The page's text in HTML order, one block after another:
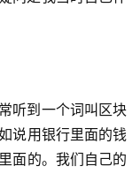
听到一个词叫区块
说用银行里面的钱
面的。我们自己的